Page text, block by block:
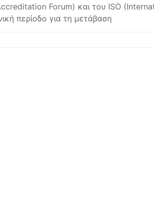
Forum) και του ISO
περίοδο για τη μετάβαση